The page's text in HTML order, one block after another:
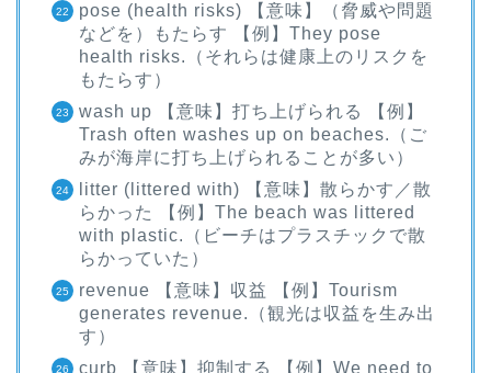
pose (health risks) 【意味】（脅威や問題
などを）もたらす 【例】They pose
health risks.（それらは健康上のリスクを
もたらす）
wash up 【意味】打ち上げられる 【例】
Trash often washes up on beaches.（ご
みが海岸に打ち上げられることが多い）
litter (littered with) 【意味】散らかす／散
らかった 【例】The beach was littered
with plastic.（ビーチはプラスチックで散
らかっていた）
revenue 【意味】収益 【例】Tourism
generates revenue.（観光は収益を生み出
す）
curb 【意味】抑制する 【例】We need to